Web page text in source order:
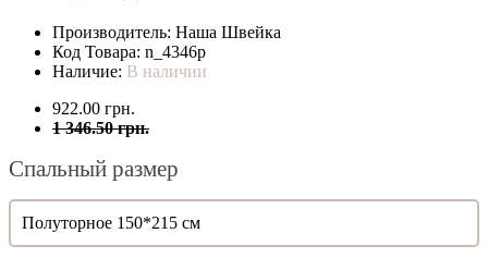
Производитель: Наша Швейка
Код Товара: n_4346p
Наличие: В наличии
922.00 грн.
1 346.50 грн.
Спальный размер
Полуторное 150*215 см